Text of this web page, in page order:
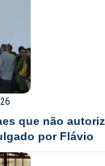
que não
por Flávio